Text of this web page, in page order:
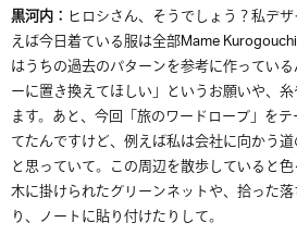
黒河内： ヒロシさん、そうでしょう？私デ
えば今日着ている服は全部Mame
はうちの過去のパターンを参考に作ってい
ーに置き換えてほしい」というお願いや、
ます。あと、今回「旅のワードローブ」を
てたんですけど、例えば私は会社に向かう道
と思っていて。この周辺を散歩していると
木に掛けられたグリーンネットや、拾った
り、ノートに貼り付けたりして。